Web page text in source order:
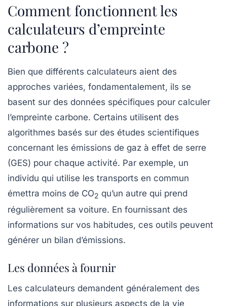
Comment fonctionnent les
calculateurs d’empreinte
carbone ?
Bien que différents calculateurs aient des
approches variées, fondamentalement, ils se
basent sur des données spécifiques pour calculer
l’empreinte carbone. Certains utilisent des
algorithmes basés sur des études scientifiques
concernant les émissions de gaz à effet de serre
(GES) pour chaque activité. Par exemple, un
individu qui utilise les transports en commun
émettra moins de CO2 qu’un autre qui prend
régulièrement sa voiture. En fournissant des
informations sur vos habitudes, ces outils peuvent
générer un bilan d’émissions.
Les données à fournir
Les calculateurs demandent généralement des
informations sur plusieurs aspects de la vie